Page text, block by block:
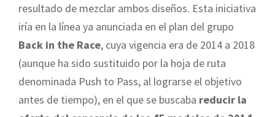
resultado de mezclar ambos diseños. Esta iniciativa
iría en la línea ya anunciada en el plan del grupo
Back in the Race, cuya vigencia era de 2014 a 2018
(aunque ha sido sustituido por la hoja de ruta
denominada Push to Pass, al lograrse el objetivo
antes de tiempo), en el que se buscaba reducir la